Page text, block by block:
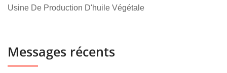
Usine De Production D'huile Végétale
Messages récents